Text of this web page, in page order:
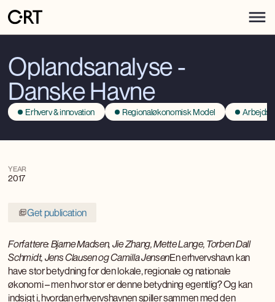
Oplandsanalyse -
Danske Havne
Erhverv & innovation Regionaløkonomisk Model
YEAR
2017
Get publication
Forfattere: Bjarne Madsen, Jie Zhang, Mette Lange, Torben Dall
Schmidt, Jens Clausen og Camilla JensenEn erhvervshavn kan
have stor betydning for den lokale, regionale og nationale
økonomi – men hvor stor er denne betydning egentlig? Og kan
indsigt i, hvordan erhvervshavnen spiller sammen med den